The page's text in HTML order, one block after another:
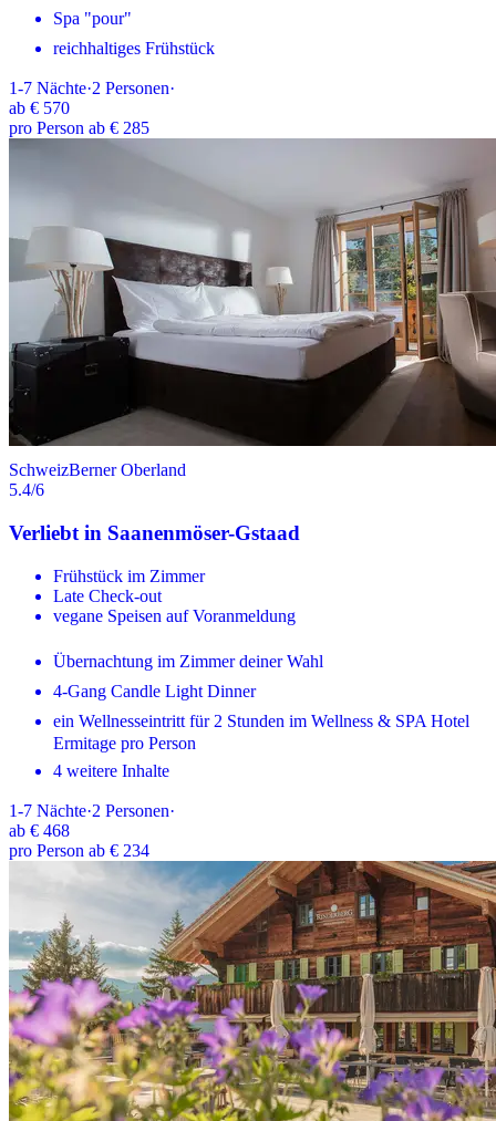
Spa "pour"
reichhaltiges Frühstück
1-7 Nächte·2 Personen·
ab € 570
pro Person ab € 285
SchweizBerner Oberland
5.4/6
Verliebt in Saanenmöser-Gstaad
Frühstück im Zimmer
Late Check-out
vegane Speisen auf Voranmeldung
Übernachtung im Zimmer deiner Wahl
4-Gang Candle Light Dinner
ein Wellnesseintritt für 2 Stunden im Wellness & SPA Hotel
Ermitage pro Person
4 weitere Inhalte
1-7 Nächte·2 Personen·
ab € 468
pro Person ab € 234